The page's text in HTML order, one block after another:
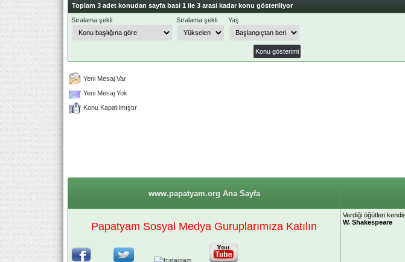
Toplam 3 adet konudan sayfa basi 1 ile 3 arasi kadar konu gösteriliyor
Sıralama şekli
Sıralama şekli Yaş
Yeni Mesaj Var
Yeni Mesaj Yok
Konu Kapatılmıştır
www.papatyam.org Ana Sayfa
Papatyam Sosyal Medya Guruplarımıza Katılın
Verdiği öğütleri
W. Shakespeare